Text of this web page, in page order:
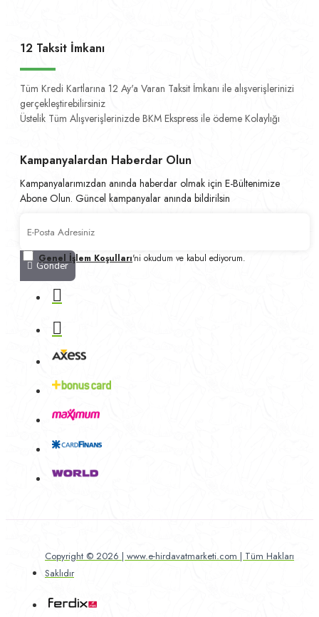
12 Taksit İmkanı
Tüm Kredi Kartlarına 12 Ay'a Varan Taksit İmkanı ile alışverişlerinizi
gerçekleştirebilirsiniz
Üstelik Tüm Alışverişlerinizde BKM Ekspress ile ödeme Kolaylığı
Kampanyalardan Haberdar Olun
Kampanyalarımızdan anında haberdar olmak için E-Bültenimize
Abone Olun. Güncel kampanyalar anında bildirilsin
Gönder
Genel İşlem Koşulları'ni okudum ve kabul ediyorum.
Copyright © 2026 | www.e-hirdavatmarketi.com | Tüm Hakları
Saklıdır